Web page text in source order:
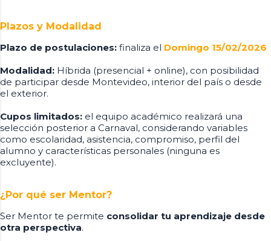
Plazos y Modalidad
Plazo de postulaciones: finaliza el Domingo 15/02/2026
Modalidad: Híbrida (presencial + online), con posibilidad
de participar desde Montevideo, interior del país o desde
el exterior.
Cupos limitados: el equipo académico realizará una
selección posterior a Carnaval, considerando variables
como escolaridad, asistencia, compromiso, perfil del
alumno y características personales (ninguna es
excluyente).
¿Por qué ser Mentor?
Ser Mentor te permite consolidar tu aprendizaje desde
otra perspectiva.